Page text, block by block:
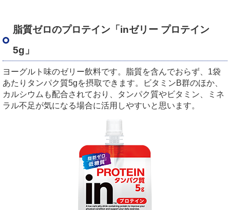
脂質ゼロのプロテイン「inゼリー プロテイン
5g」
ヨーグルト味のゼリー飲料です。脂質を含んでおらず、1袋
あたりタンパク質5gを摂取できます。ビタミンB群のほか、
カルシウムも配合されており、タンパク質やビタミン、ミネ
ラル不足が気になる場合に活用しやすいと思います。